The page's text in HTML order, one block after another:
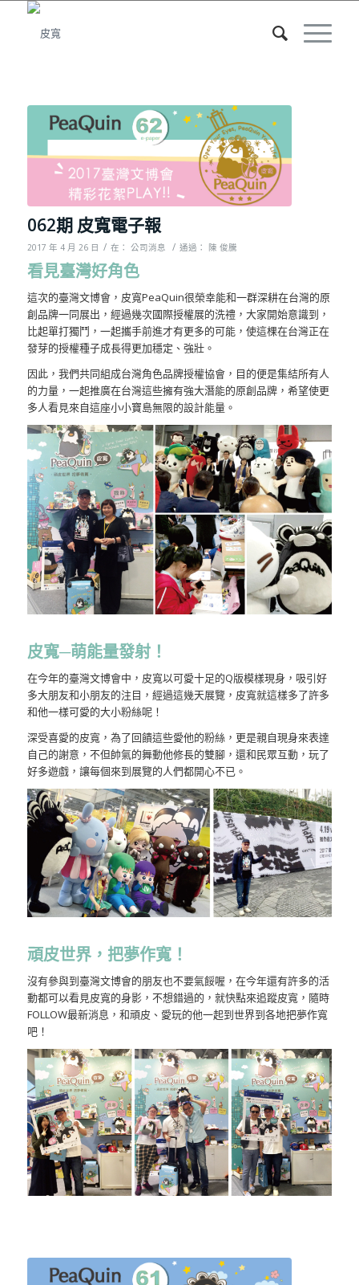
062期 皮寬電子報
2017 年 4 月 26 日 / 在： 公司消息 / 通過： 陳 俊騰
看見臺灣好角色
這次的臺灣文博會，皮寬PeaQuin很榮幸能和一群深耕在台灣的原
創品牌一同展出，經過幾次國際授權展的洗禮，大家開始意識到，
比起單打獨鬥，一起攜手前進才有更多的可能，使這棵在台灣正在
發芽的授權種子成長得更加穩定、強壯。
因此，我們共同組成台灣角色品牌授權協會，目的便是集結所有人
的力量，一起推廣在台灣這些擁有強大潛能的原創品牌，希望使更
多人看見來自這座小小寶島無限的設計能量。
皮寬─萌能量發射！
在今年的臺灣文博會中，皮寬以可愛十足的Q版模樣現身，吸引好
多大朋友和小朋友的注目，經過這幾天展覽，皮寬就這樣多了許多
和他一樣可愛的大小粉絲呢！
深受喜愛的皮寬，為了回饋這些愛他的粉絲，更是親自現身來表達
自己的謝意，不但帥氣的舞動他修長的雙腳，還和民眾互動，玩了
好多遊戲，讓每個來到展覽的人們都開心不已。
頑皮世界，把夢作寬！
沒有參與到臺灣文博會的朋友也不要氣餒喔，在今年還有許多的活
動都可以看見皮寬的身影，不想錯過的，就快點來追蹤皮寬，隨時
FOLLOW最新消息，和頑皮、愛玩的他一起到世界到各地把夢作寬
吧！